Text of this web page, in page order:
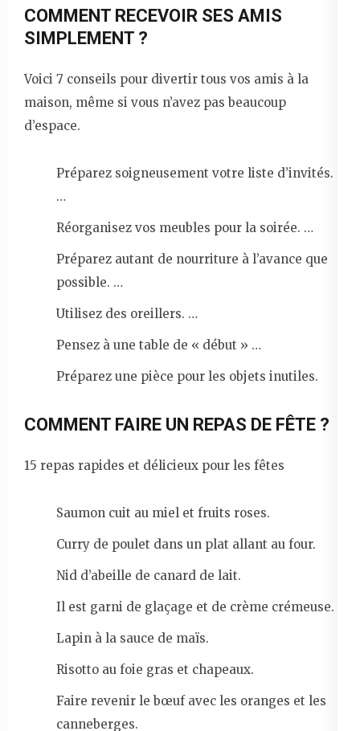
COMMENT RECEVOIR SES AMIS
SIMPLEMENT ?
Voici 7 conseils pour divertir tous vos amis à la
maison, même si vous n’avez pas beaucoup
d’espace.
Préparez soigneusement votre liste d’invités.
…
Réorganisez vos meubles pour la soirée. …
Préparez autant de nourriture à l’avance que
possible. …
Utilisez des oreillers. …
Pensez à une table de « début » …
Préparez une pièce pour les objets inutiles.
COMMENT FAIRE UN REPAS DE FÊTE ?
15 repas rapides et délicieux pour les fêtes
Saumon cuit au miel et fruits roses.
Curry de poulet dans un plat allant au four.
Nid d’abeille de canard de lait.
Il est garni de glaçage et de crème crémeuse.
Lapin à la sauce de maïs.
Risotto au foie gras et chapeaux.
Faire revenir le bœuf avec les oranges et les
canneberges.